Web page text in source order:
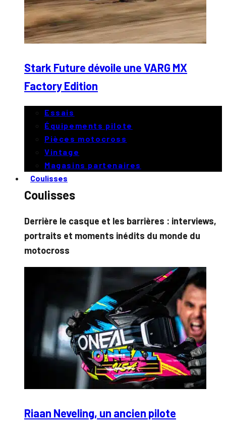
Stark Future dévoile une VARG MX
Factory Edition
Essais
Équipements pilote
Pièces motocross
Vintage
Magasins partenaires
Coulisses
Coulisses
Derrière le casque et les barrières : interviews,
portraits et moments inédits du monde du
motocross
Riaan Neveling, un ancien pilote